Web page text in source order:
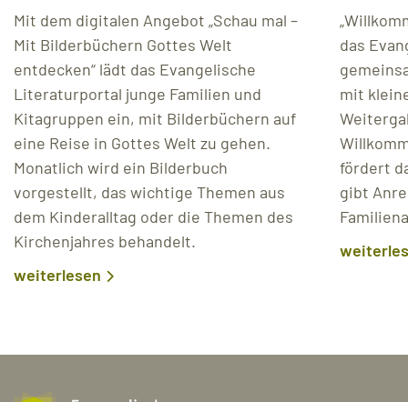
Mit dem digitalen Angebot „Schau mal –
Mit Bilderbüchern Gottes Welt
entdecken“ lädt das Evangelische
Literaturportal junge Familien und
Kitagruppen ein, mit Bilderbüchern auf
eine Reise in Gottes Welt zu gehen.
Monatlich wird ein Bilderbuch
vorgestellt, das wichtige Themen aus
dem Kinderalltag oder die Themen des
Kirchenjahres behandelt.
weiterlesen
das
mit
fördert
gibt